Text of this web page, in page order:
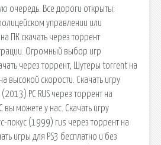
очередь. Все дороги открыты:
управлении или
ПК скачать через торрент
Огромный выбор игр
через торрент, Шутеры torrent на
высокой скорости. Скачать игру
PC RUS через торрент на
вы можете у нас. Скачать игру
покус (1999) rus через торрент на
игры для PS3 бесплатно и без